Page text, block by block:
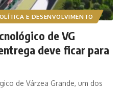
E DESENVOLVIMENTO
de VG
deve ficar para
de Várzea Grande, um dos